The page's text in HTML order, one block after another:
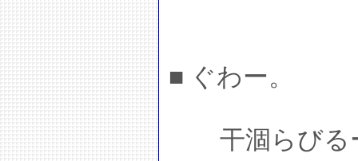
■ ぐわー。
干涸らびる